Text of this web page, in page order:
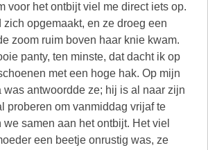
voor het ontbijt viel me direct iets op.
zich opgemaakt, en ze droeg een
zoom ruim boven haar knie kwam.
panty, ten minste, dat dacht ik op
met een hoge hak. Op mijn
was antwoordde ze; hij is al naar zijn
proberen om vanmiddag vrijaf te
we samen aan het ontbijt. Het viel
een beetje onrustig was, ze